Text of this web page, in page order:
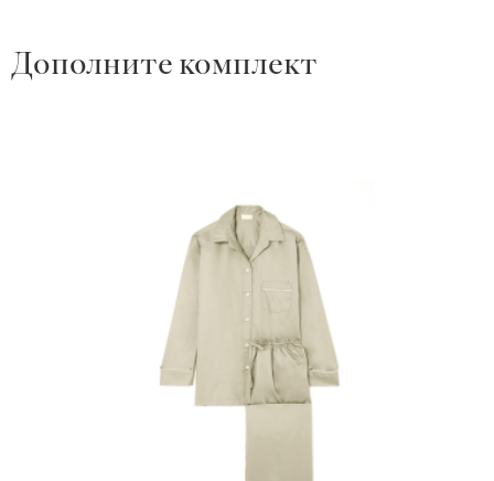
Дополните комплект